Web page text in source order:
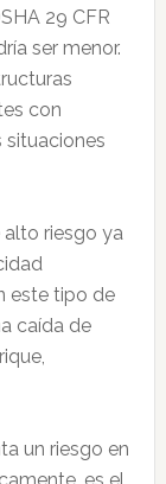
29 CFR
ser menor.
con
situaciones
alto riesgo ya
este tipo de
caída de
un riesgo en